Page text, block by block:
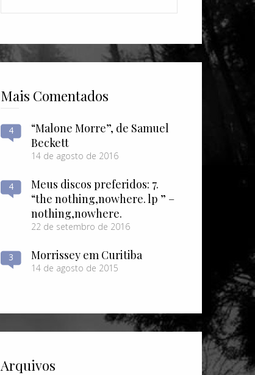
Mais Comentados
4
“Malone Morre”, de Samuel
Beckett
14 de agosto de 2016
4
Meus discos preferidos: 7.
“the nothing​,​nowhere. lp ” –
nothing​,​nowhere.
22 de setembro de 2016
3 Morrissey em Curitiba
14 de agosto de 2015
Arquivos